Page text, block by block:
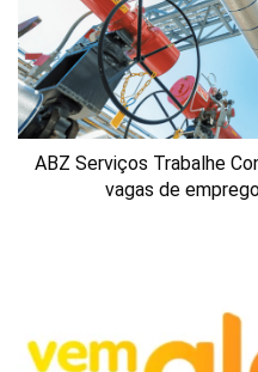
ABZ Serviços Trabalhe
vagas de